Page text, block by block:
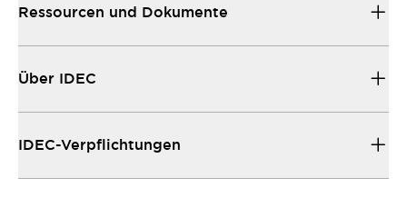
Ressourcen und Dokumente
Über IDEC
IDEC-Verpflichtungen